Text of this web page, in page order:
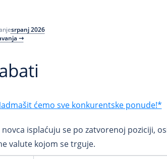
srpanj 2026
⇾
ćemo sve konkurentske ponude!*
isplaćuju se po zatvorenoj poziciji,
valute kojom se trguje.